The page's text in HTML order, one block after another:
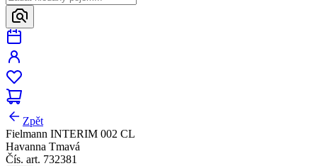
Zpět
Fielmann INTERIM 002 CL
Havanna Tmavá
Čís. art. 732381